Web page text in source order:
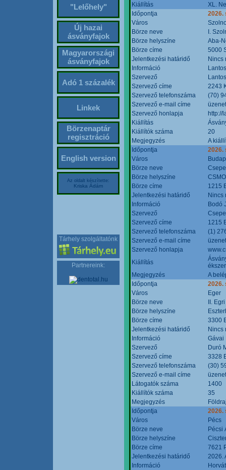
"Lelőhely"
Új hazai
ásványfajok
Magyarországi
ásványfajok
Adó 1 százalék
Linkek
Börzenaptár
regisztráció
English version
Az oldalt készítette:
Kriska Ádám
Tárhely szolgáltatónk
Partnereink:
Kiállítás
XL.
Időpontja
2026.
Város
Börze neve
I.
Börze helyszíne
Aba-
Börze címe
5000
Jelentkezési határidő
Nincs
Információ
Szervező
Szervező címe
2243
Szervező telefonszáma
(70)
Szervező e-mail címe
Szervező honlapja
http://
Kiállítás
Kiállítók száma
20
Megjegyzés
A
Időpontja
2026.
Város
Börze neve
Börze helyszíne
Börze címe
1215
Jelentkezési határidő
Nincs
Információ
Bodó
Szervező
Szervező címe
1215
Szervező telefonszáma
(1)
Szervező e-mail címe
Szervező honlapja
Kiállítás
Megjegyzés
A
Időpontja
2026.
Város
Eger
Börze neve
II.
Börze helyszíne
Börze címe
3300
Jelentkezési határidő
Nincs
Információ
Gávai
Szervező
Duró
Szervező címe
3328
Szervező telefonszáma
(30)
Szervező e-mail címe
Látogatók száma
1400
Kiállítók száma
35
Megjegyzés
Időpontja
2026.
Város
Pécs
Börze neve
Pécsi
Börze helyszíne
Börze címe
7621
Jelentkezési határidő
2026.
Információ